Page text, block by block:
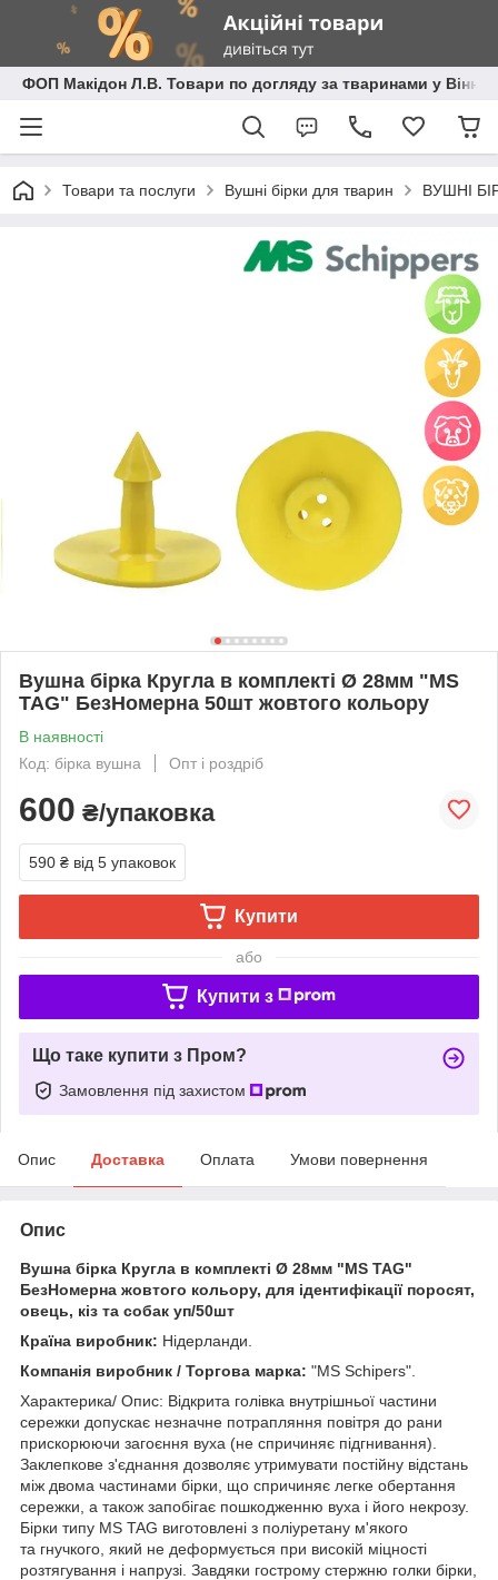
ФОП Макідон Л.В. Товари по догляду за тваринами у
Товари та послуги Вушні бірки для тварин ВУШНІ
Вушна бірка Кругла в комплекті Ø 28мм "МS
TAG" БезНомерна 50шт жовтого кольору
В наявності
Код: бірка вушна
Опт і роздріб
600 ₴/упаковка
590 ₴ від 5 упаковок
Купити
або
Купити з
Що таке купити з Пром?
Замовлення під захистом
Опис Доставка Оплата Умови повернення
Опис
Вушна бірка Кругла в комплекті Ø 28мм "МS TAG"
БезНомерна жовтого кольору, для ідентифікації поросят,
овець, кіз та собак уп/50шт
Країна виробник: Нідерланди.
Компанія виробник / Торгова марка: "MS Schipers".
Характерика/ Опис: Відкрита голівка внутрішньої частини
сережки допускає незначне потрапляння повітря до рани
прискорюючи загоєння вуха (не спричиняє підгнивання).
Заклепкове з'єднання дозволяє утримувати постійну відстань
між двома частинами бірки, що спричиняє легке обертання
сережки, а також запобігає пошкодженню вуха і його некрозу.
Бірки типу МS TAG виготовлені з поліуретану м'якого
та гнучкого, який не деформується при високій міцності
розтягування і напрузі. Завдяки гострому стержню голки бірки,